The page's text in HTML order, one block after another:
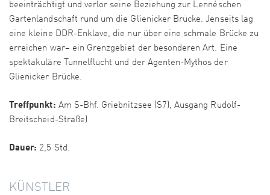
beeinträchtigt und verlor seine Beziehung zur Lennéschen
Gartenlandschaft rund um die Glienicker Brücke. Jenseits lag
eine kleine DDR-Enklave, die nur über eine schmale Brücke zu
erreichen war– ein Grenzgebiet der besonderen Art. Eine
spektakuläre Tunnelflucht und der Agenten-Mythos der
Glienicker Brücke.
Treffpunkt: Am S-Bhf. Griebnitzsee (S7), Ausgang Rudolf-
Breitscheid-Straße)
Dauer: 2,5 Std.
KÜNSTLER